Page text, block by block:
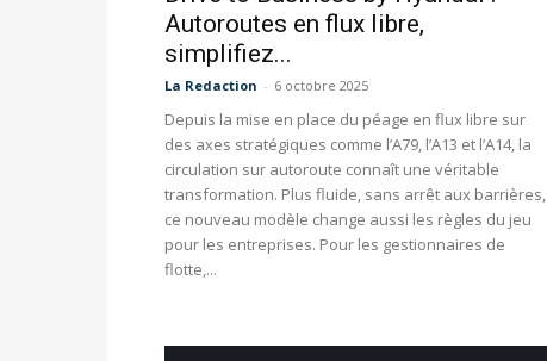
Autoroutes en flux libre,
simplifiez...
La Redaction - 6 octobre 2025
Depuis la mise en place du péage en flux libre sur
des axes stratégiques comme l’A79, l’A13 et l’A14, la
circulation sur autoroute connaît une véritable
transformation. Plus fluide, sans arrêt aux barrières,
ce nouveau modèle change aussi les règles du jeu
pour les entreprises. Pour les gestionnaires de
flotte,...